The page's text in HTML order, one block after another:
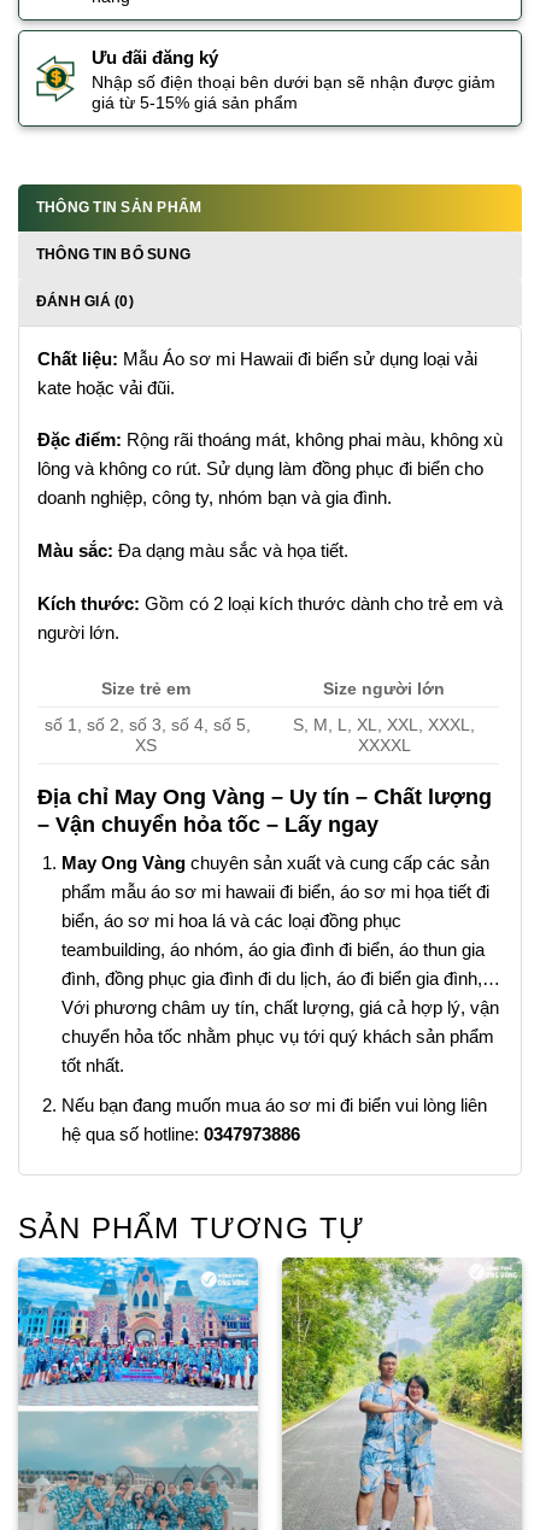
Ưu đãi đăng ký
Nhập số điện thoại bên dưới bạn sẽ nhận được giảm
giá từ 5-15% giá sản phẩm
THÔNG TIN SẢN PHẨM
THÔNG TIN BỔ SUNG
ĐÁNH GIÁ (0)
Chất liệu: Mẫu Áo sơ mi Hawaii đi biển sử dụng loại vải
kate hoặc vải đũi.
Đặc điểm: Rộng rãi thoáng mát, không phai màu, không xù
lông và không co rút. Sử dụng làm đồng phục đi biển cho
doanh nghiệp, công ty, nhóm bạn và gia đình.
Màu sắc: Đa dạng màu sắc và họa tiết.
Kích thước: Gồm có 2 loại kích thước dành cho trẻ em và
người lớn.
Size trẻ em
Size người lớn
số 1, số 2, số 3, số 4, số 5,
XS
S, M, L, XL, XXL, XXXL,
XXXXL
Địa chỉ May Ong Vàng – Uy tín – Chất lượng
– Vận chuyển hỏa tốc – Lấy ngay
May Ong Vàngchuyên sản xuất và cung cấp các sản
phẩm mẫu áo sơ mi hawaii đi biển, áo sơ mi họa tiết đi
biển, áo sơ mi hoa lá và các loại đồng phục
teambuilding, áo nhóm, áo gia đình đi biển, áo thun gia
đình, đồng phục gia đình đi du lịch, áo đi biển gia đình,…
Với phương châm uy tín, chất lượng, giá cả hợp lý, vận
chuyển hỏa tốc nhằm phục vụ tới quý khách sản phẩm
tốt nhất.
Nếu bạn đang muốn mua áo sơ mi đi biển vui lòng liên
hệ qua số hotline: 0347973886
SẢN PHẨM TƯƠNG TỰ